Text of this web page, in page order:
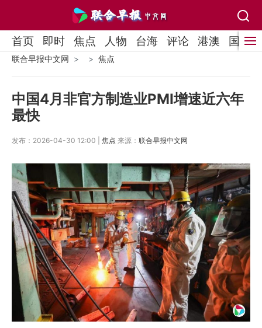
首页 即时 焦点 人物 台海 评论 港澳 国际
联合早报中文网 焦点
中国4月非官方制造业PMI增速近六年
最快
发布：2026-04-30 12:00 | 焦点 来源： 联合早报中文网